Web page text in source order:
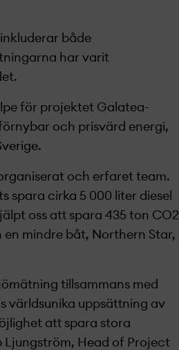
både
har varit
för projekt­et Galatea-
och prisvärd energi,
och erfaret team.
spara cirka 5 000 liter diesel
oss att spara 435 ton CO2
mindre båt, Northern Star,
tillsammans med
världsunika uppsättning av
att spara stora
Ljungström, Head of Project